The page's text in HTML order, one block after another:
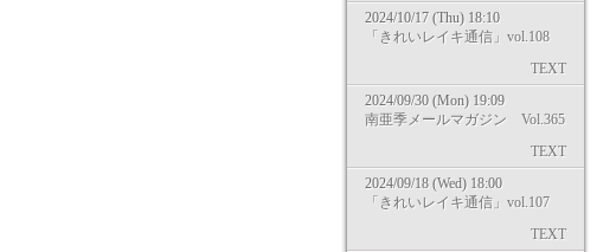
2024/10/17 (Thu) 18:10
「きれいレイキ通信」vol.108
TEXT
2024/09/30 (Mon) 19:09
南亜季メールマガジン Vol.365
TEXT
2024/09/18 (Wed) 18:00
「きれいレイキ通信」vol.107
TEXT